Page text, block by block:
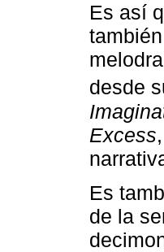
Es así
desde
Excess
Es
de la